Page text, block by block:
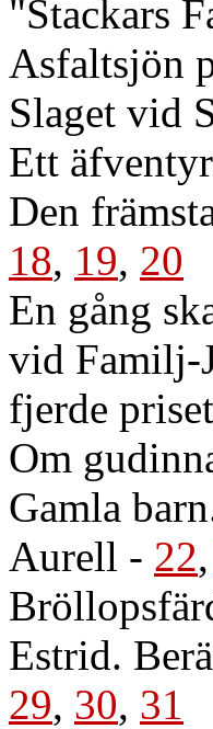
"Stackars
Asfaltsjön
Slaget vid
Ett
Den
18, 19, 20
En gång
vid Familj-
fjerde
Om
Gamla
Aurell - 22,
Estrid.
29, 30, 31